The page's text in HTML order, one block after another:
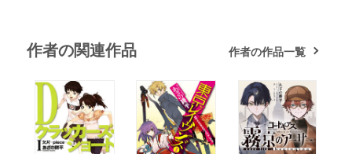
作者の関連作品 作者の作品一覧